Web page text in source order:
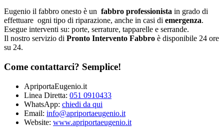
Eugenio il fabbro onesto è un fabbro professionista in grado di
effettuare ogni tipo di riparazione, anche in casi di emergenza.
Esegue interventi su: porte, serrature, tapparelle e serrande.
Il nostro servizio di Pronto Intervento Fabbro è disponibile 24 ore
su 24.
Come contattarci? Semplice!
ApriportaEugenio.it
Linea Diretta: 051 0910433
WhatsApp: chiedi da qui
Email: info@apriportaeugenio.it
Website: www.apriportaeugenio.it